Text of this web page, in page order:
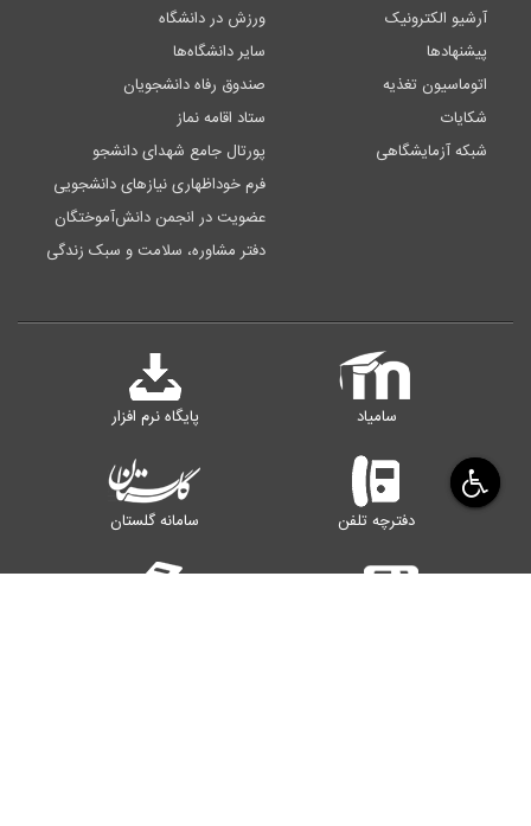
آرشیو الکترونیک
پیشنهادها
اتوماسیون تغذیه
شکایات
شبکه آزمایشگاهی
ورزش در دانشگاه
سایر دانشگاه‌ها
صندوق رفاه دانشجویان
ستاد اقامه نماز
پورتال جامع شهدای دانشجو
فرم خوداظهاری نیازهای دانشجویی
عضویت در انجمن دانش‌آموختگان
دفتر مشاوره، سلامت و سبک زندگی
سامیاد پایگاه نرم افزار
دفترچه تلفن سامانه گلستان